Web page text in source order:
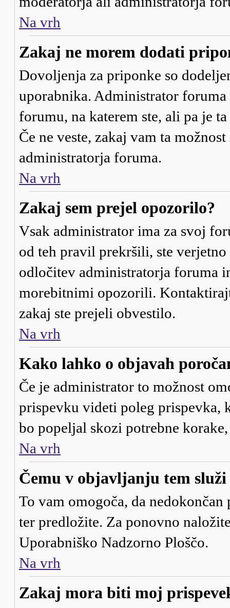
Na vrh
Zakaj ne morem dodati
Dovoljenja za priponke so
uporabnika. Administrator
forumu, na katerem ste, ali pa je
Če ne veste, zakaj vam ta
administratorja foruma.
Na vrh
Zakaj sem prejel opozorilo?
Vsak administrator ima za svoj
od teh pravil prekršili, ste
odločitev administratorja foruma
morebitnimi opozorili.
zakaj ste prejeli obvestilo.
Na vrh
Kako lahko o objavah
Če je administrator to možnost
prispevku videti poleg prispevka,
bo popeljal skozi potrebne
Na vrh
Čemu v objavljanju tem
To vam omogoča, da
ter predložite. Za ponovno
Uporabniško Nadzorno Ploščo.
Na vrh
Zakaj mora biti moj